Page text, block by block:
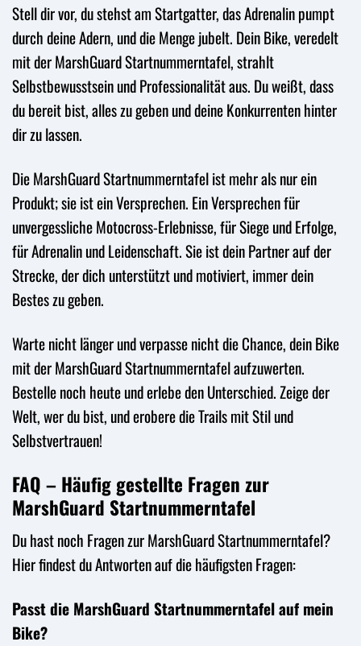
Stell dir vor, du stehst am Startgatter, das Adrenalin pumpt
durch deine Adern, und die Menge jubelt. Dein Bike, veredelt
mit der MarshGuard Startnummerntafel, strahlt
Selbstbewusstsein und Professionalität aus. Du weißt, dass
du bereit bist, alles zu geben und deine Konkurrenten hinter
dir zu lassen.
Die MarshGuard Startnummerntafel ist mehr als nur ein
Produkt; sie ist ein Versprechen. Ein Versprechen für
unvergessliche Motocross-Erlebnisse, für Siege und Erfolge,
für Adrenalin und Leidenschaft. Sie ist dein Partner auf der
Strecke, der dich unterstützt und motiviert, immer dein
Bestes zu geben.
Warte nicht länger und verpasse nicht die Chance, dein Bike
mit der MarshGuard Startnummerntafel aufzuwerten.
Bestelle noch heute und erlebe den Unterschied. Zeige der
Welt, wer du bist, und erobere die Trails mit Stil und
Selbstvertrauen!
FAQ – Häufig gestellte Fragen zur
MarshGuard Startnummerntafel
Du hast noch Fragen zur MarshGuard Startnummerntafel?
Hier findest du Antworten auf die häufigsten Fragen:
Passt die MarshGuard Startnummerntafel auf mein
Bike?